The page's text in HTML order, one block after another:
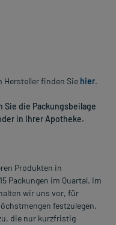
Hersteller finden Sie hier.
Sie die Packungsbeilage
in Ihrer Apotheke.
Produkten in
Packungen im Quartal. Im
wir uns vor, für
festzulegen.
die nur kurzfristig